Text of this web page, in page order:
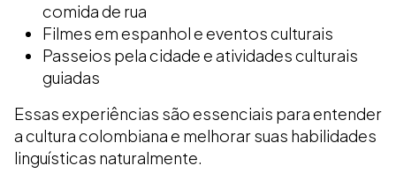
comida de rua
Filmes em espanhol e eventos culturais
Passeios pela cidade e atividades culturais
guiadas
Essas experiências são essenciais para entender
a cultura colombiana e melhorar suas habilidades
linguísticas naturalmente.